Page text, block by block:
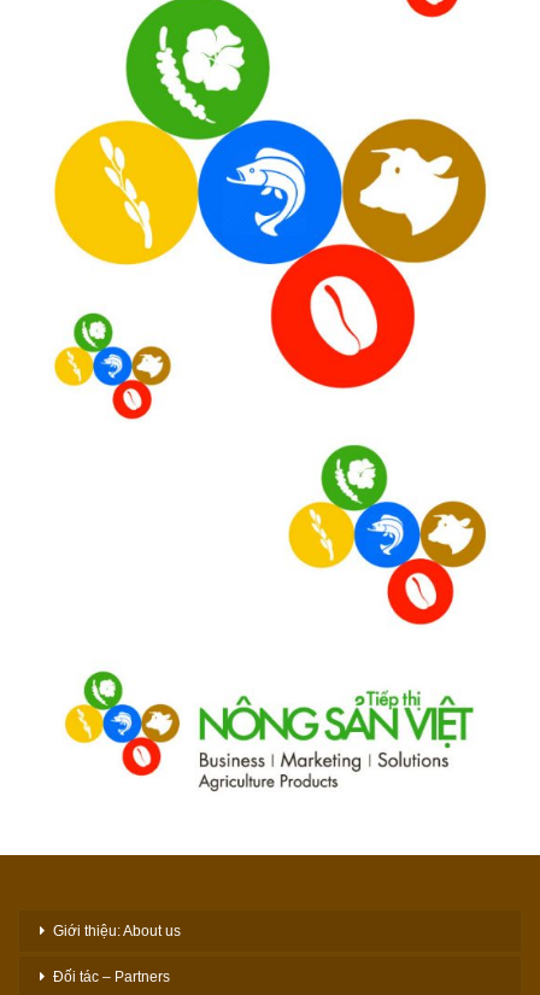
Giới thiệu: About us
Đối tác – Partners